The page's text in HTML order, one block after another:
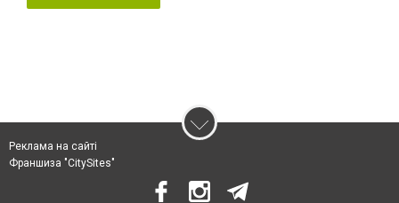
Реклама на сайті
Франшиза "CitySites"